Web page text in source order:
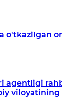
o'tkazilgan
agentligi
viloyatining